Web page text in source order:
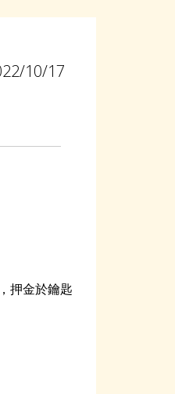
10/17
押金於鑰匙